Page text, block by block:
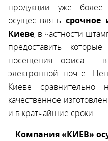
продукции уже
осуществлять срочное
Киеве, в частности
предоставить
посещения офиса -
электронной почте.
Киеве сравнительно
качественное
и в кратчайшие сроки.
Компания «КИЕВ»